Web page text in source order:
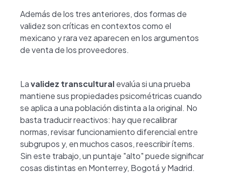
Además de los tres anteriores, dos formas de
validez son críticas en contextos como el
mexicano y rara vez aparecen en los argumentos
de venta de los proveedores.
Lavalidez transculturalevalúa si una prueba
mantiene sus propiedades psicométricas cuando
se aplica a una población distinta a la original. No
basta traducir reactivos: hay que recalibrar
normas, revisar funcionamiento diferencial entre
subgrupos y, en muchos casos, reescribir ítems.
Sin este trabajo, un puntaje "alto" puede significar
cosas distintas en Monterrey, Bogotá y Madrid.